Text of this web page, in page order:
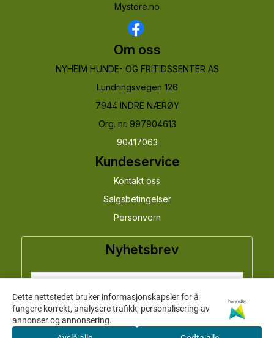
Mystore.no
Om oss
NYHEIM HUNDE- OG FRITIDSSENTER AS
Lundringsvegen 126
7944 INDRE NÆRØY
Org. nr. 997904613
90417063
Kundeservice
Kontakt oss
Salgsbetingelser
Personvern
Nyhetsbrev
Meld meg på
Dette nettstedet bruker informasjonskapsler for å
fungere korrekt, analysere trafikk, personalisering av
annonser og annonsering.
Powered by